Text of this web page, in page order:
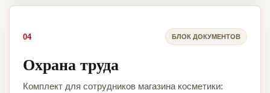
04 БЛОК ДОКУМЕНТОВ
Охрана труда
Комплект для сотрудников магазина косметики: